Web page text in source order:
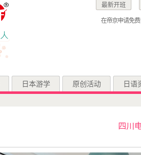
最新开班
在帝京申请免
日本游学 原创活动 日语
四川